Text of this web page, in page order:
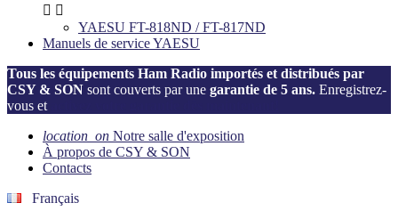
 
YAESU FT-818ND / FT-817ND
Manuels de service YAESU
Tous les équipements Ham Radio importés et distribués par
CSY & SON sont couverts par une garantie de 5 ans. Enregistrez-
vous et
location_on Notre salle d'exposition
À propos de CSY & SON
Contacts
Français